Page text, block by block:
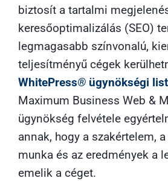
biztosít a tartalmi
keresőoptimalizálás (SEO)
legmagasabb színvonalú,
teljesítményű cégek
WhitePress® ügynökségi
Maximum Business Web &
ügynökség felvétele
annak, hogy a szakértelem,
munka és az eredmények a
emelik a céget.